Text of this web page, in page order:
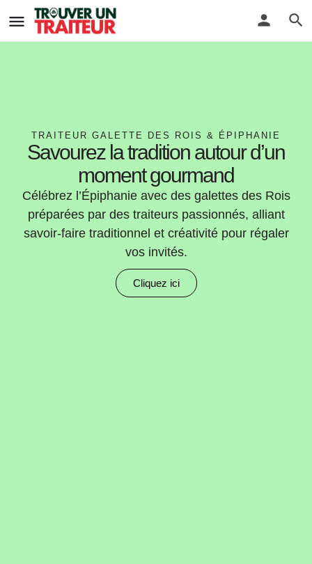
TRAITEUR GALETTE DES ROIS & ÉPIPHANIE
Savourez la tradition autour d’un
moment gourmand
Célébrez l’Épiphanie avec des galettes des Rois
préparées par des traiteurs passionnés, alliant
savoir-faire traditionnel et créativité pour régaler
vos invités.
Cliquez ici